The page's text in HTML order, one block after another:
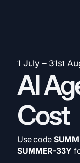
1 July – 31st
AI
Cost
Use code
SUMMER-33Y